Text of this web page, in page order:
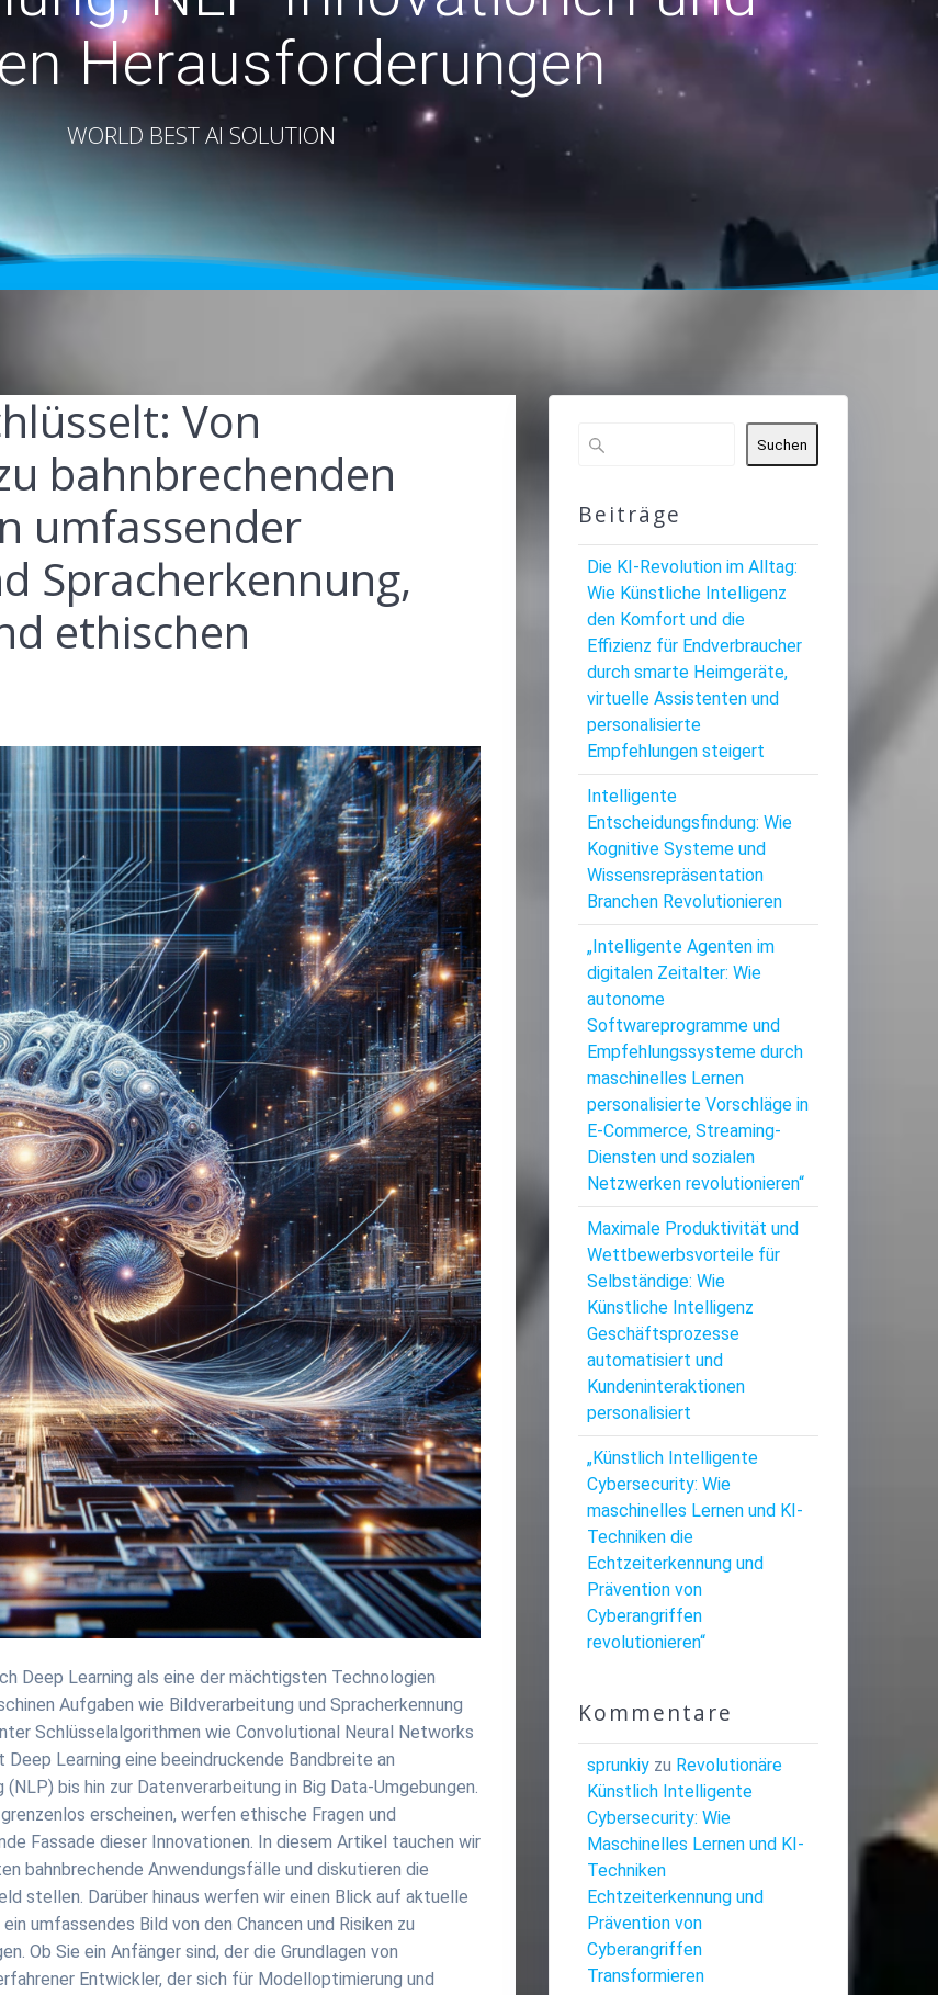
Herausforderungen
WORLD BEST AI SOLUTION
Von
bahnbrechenden
umfassender
Spracherkennung,
ethischen
Deep Learning als eine der mächtigsten Technologien
Aufgaben wie Bildverarbeitung und Spracherkennung
Schlüsselalgorithmen wie Convolutional Neural Networks
Learning eine beeindruckende Bandbreite an
bis hin zur Datenverarbeitung in Big Data-Umgebungen.
erscheinen, werfen ethische Fragen und
Fassade dieser Innovationen. In diesem Artikel tauchen wir
bahnbrechende Anwendungsfälle und diskutieren die
stellen. Darüber hinaus werfen wir einen Blick auf aktuelle
umfassendes Bild von den Chancen und Risiken zu
Ob Sie ein Anfänger sind, der die Grundlagen von
Entwickler, der sich für Modelloptimierung und
Suchen
Beiträge
Die KI-Revolution im Alltag:
Wie Künstliche Intelligenz
den Komfort und die
Effizienz für Endverbraucher
durch smarte Heimgeräte,
virtuelle Assistenten und
personalisierte
Empfehlungen steigert
Intelligente
Entscheidungsfindung: Wie
Kognitive Systeme und
Wissensrepräsentation
Branchen Revolutionieren
„Intelligente Agenten im
digitalen Zeitalter: Wie
autonome
Softwareprogramme und
Empfehlungssysteme durch
maschinelles Lernen
personalisierte Vorschläge in
E-Commerce, Streaming-
Diensten und sozialen
Netzwerken revolutionieren“
Maximale Produktivität und
Wettbewerbsvorteile für
Selbständige: Wie
Künstliche Intelligenz
Geschäftsprozesse
automatisiert und
Kundeninteraktionen
personalisiert
„Künstlich Intelligente
Cybersecurity: Wie
maschinelles Lernen und KI-
Techniken die
Echtzeiterkennung und
Prävention von
Cyberangriffen
revolutionieren“
Kommentare
sprunkiyzu Revolutionäre
Künstlich Intelligente
Cybersecurity: Wie
Maschinelles Lernen und KI-
Techniken
Echtzeiterkennung und
Prävention von
Cyberangriffen
Transformieren